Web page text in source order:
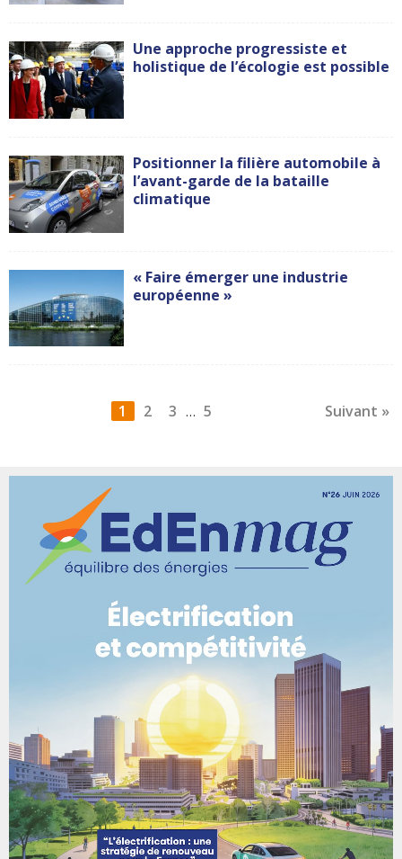
Une approche progressiste et
holistique de l’écologie est possible
Positionner la filière automobile à
l’avant-garde de la bataille
climatique
« Faire émerger une industrie
européenne »
1 2 3 … Suivant »
5